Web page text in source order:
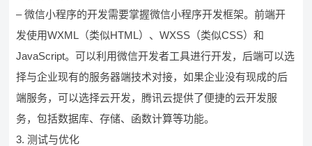
– 微信小程序的开发需要掌握微信小程序开发框架。前端开
发使用WXML（类似HTML）、WXSS（类似CSS）和
JavaScript。可以利用微信开发者工具进行开发，后端可以选
择与企业现有的服务器端技术对接，如果企业没有现成的后
端服务，可以选择云开发，腾讯云提供了便捷的云开发服
务，包括数据库、存储、函数计算等功能。
3. 测试与优化